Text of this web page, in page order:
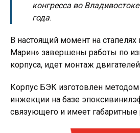
конгресса во
года.
В настоящий момент на
Марин» завершены работы по
корпуса, идет монтаж
Корпус БЭК изготовлен
инжекции на базе
связующего и имеет